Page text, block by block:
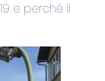
e perché il